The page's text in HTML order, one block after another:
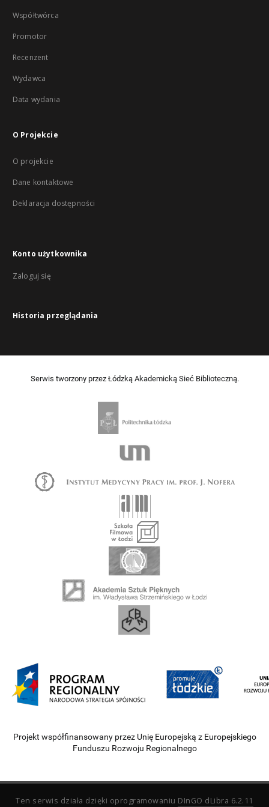
Współtwórca
Promotor
Recenzent
Wydawca
Data wydania
O Projekcie
O projekcie
Dane kontaktowe
Deklaracja dostępności
Konto użytkownika
Zaloguj się
Historia przeglądania
Serwis tworzony przez Łódzką Akademicką Sieć Biblioteczną.
Projekt współfinansowany przez Unię Europejską z Europejskiego
Funduszu Rozwoju Regionalnego
Ten serwis działa dzięki oprogramowaniu DInGO dLibra 6.2.11